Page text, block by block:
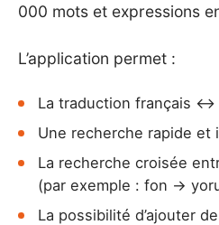
000 mots et expressions
L’application permet :
‎‎‎‎‎La traduction français ↔
Une recherche rapide et
La recherche croisée
(par exemple : fon →
La possibilité d’ajouter